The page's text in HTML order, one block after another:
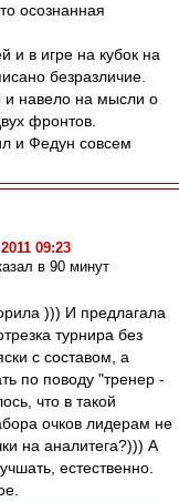
осознанная
и в игре на кубок на
безразличие.
и навело на мысли о
фронтов.
и Федун совсем
09:23
в 90 минут
))) И предлагала
турнира без
с составом, а
по поводу "тренер -
что в такой
очков лидерам не
на аналитега?))) А
естественно.